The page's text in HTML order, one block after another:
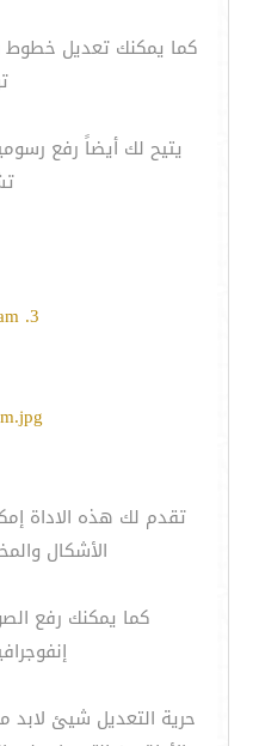
كما يمكنك تعديل خطوط
يتيح لك أيضاً رفع
3. Infogr.am
تقدم لك هذه الاداة
الأشكال
كما يمكنك رفع
حرية التعديل شيئ لابد